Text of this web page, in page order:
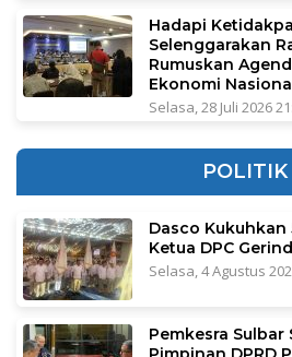
Hadapi
Selenggarakan
Rumuskan
Ekonomi Nasional
Selasa, 28 Juli 2026
POLITIK
Dasco Kukuhkan
Ketua DPC
Selasa, 4 Agustus
Pemkesra Sulbar